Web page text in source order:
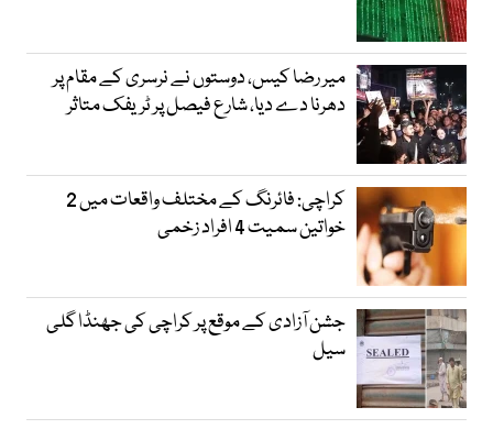
میر رضا کیس، دوستوں نے نرسری کے مقام پر
دھرنا دے دیا، شارع فیصل پر ٹریفک متاثر
کراچی: فائرنگ کے مختلف واقعات میں 2
خواتین سمیت 4 افراد زخمی
جشن آزادی کے موقع پر کراچی کی جھنڈا گلی
سیل